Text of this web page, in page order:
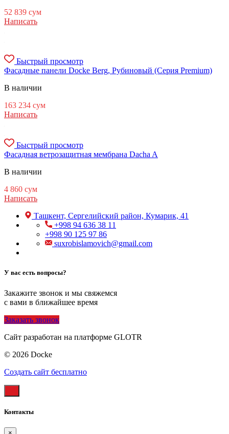
52 839 сум
Написать
Быстрый просмотр
Фасадные панели Docke Berg, Рубиновый (Серия Premium)
В наличии
163 234 сум
Написать
Быстрый просмотр
Фасадная ветрозащитная мембрана Dacha A
В наличии
4 860 сум
Написать
Ташкент, Сергелийский район, Кумарик, 41
+998 94 636 38 11
+998 90 125 97 86
suxrobislamovich@gmail.com
У вас есть вопросы?
Закажите звонок и мы свяжемся
с вами в ближайшее время
Заказать звонок
Сайт разработан на платформе GLOTR
© 2026 Docke
Создать cайт бесплатно
Контакты